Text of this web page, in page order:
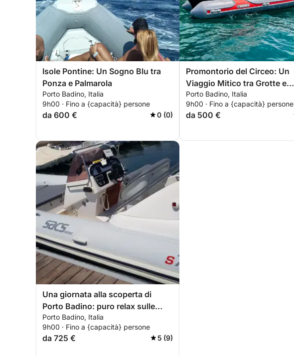
Isole Pontine: Un Sogno Blu tra
Ponza e Palmarola
Porto Badino, Italia
9h00 · Fino a {capacità} persone
da 600 € 0 (0)
Promontorio del Circeo: Un
Viaggio Mitico tra Grotte e
Leggende
Porto Badino, Italia
9h00 · Fino a {capacità} persone
da 500 €
Una giornata alla scoperta di
Porto Badino: puro relax sulle
acque cristalline del blu italiano.
Porto Badino, Italia
9h00 · Fino a {capacità} persone
da 725 € 5 (9)